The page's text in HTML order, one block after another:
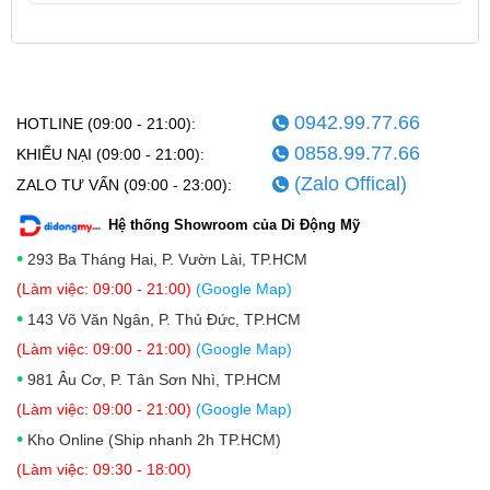
Ngoài ra, iPad Pro được bao phủ bên trong bởi rất
nhiều nam châm giúp cho việc kết nối với phụ kiện
được dễ dàng như bàn phím Magic Keyboard. Hệ
cũng rất tốt.
Về tổng thể, iPad Pro 2022 M2 11 inch 128GB (Wifi)
mang tới độ mỏng ấn tượng chỉ 5.9mm, mỏng hơn rất
nhiều so với hàng loạt điện thoại ngày nay. Cùng với
HOTLINE (09:00 - 21:00): 0942.99.77.66
KHIẾU NẠI (09:00 - 21:00): 0858.99.77.66
ZALO TƯ VẤN (09:00 - 23:00): (Zalo Offical)
Hệ thống Showroom của Di Động Mỹ
• 293 Ba Tháng Hai, P. Vườn Lài, TP.HCM
(Làm việc: 09:00 - 21:00) (Google Map)
• 143 Võ Văn Ngân, P. Thủ Đức, TP.HCM
(Làm việc: 09:00 - 21:00) (Google Map)
• 981 Âu Cơ, P. Tân Sơn Nhì, TP.HCM
(Làm việc: 09:00 - 21:00) (Google Map)
• Kho Online (Ship nhanh 2h TP.HCM)
(Làm việc: 09:30 - 18:00)